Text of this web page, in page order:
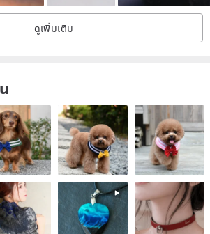
each other. Natural stones generate traces
Non-staining! Non-wearing! Not
of the picture. Please be aware.
dry at all times and avoid contact with
time, do not wear it in hot springs,
any liquid.
and collected separately, and friction with
can easily cause entanglement and
ดูเพิ่มเติม